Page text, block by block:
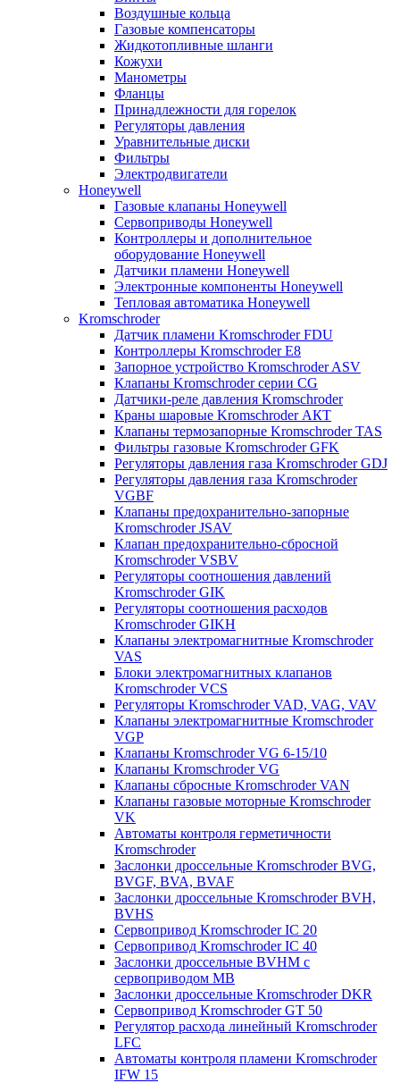
Воздушные кольца
Газовые компенсаторы
Жидкотопливные шланги
Кожухи
Манометры
Фланцы
Принадлежности для горелок
Регуляторы давления
Уравнительные диски
Фильтры
Электродвигатели
Honeywell
Газовые клапаны Honeywell
Сервоприводы Honeywell
Контроллеры и дополнительное
оборудование Honeywell
Датчики пламени Honeywell
Электронные компоненты Honeywell
Тепловая автоматика Honeywell
Kromschroder
Датчик пламени Kromschroder FDU
Контроллеры Kromschroder E8
Запорное устройство Kromschroder ASV
Клапаны Kromschroder серии CG
Датчики-реле давления Kromschroder
Краны шаровые Kromschroder АКТ
Клапаны термозапорные Kromschroder TAS
Фильтры газовые Kromschroder GFK
Регуляторы давления газа Kromschroder GDJ
Регуляторы давления газа Kromschroder
VGBF
Клапаны предохранительно-запорные
Kromschroder JSAV
Клапан предохранительно-сбросной
Kromschroder VSBV
Регуляторы соотношения давлений
Kromschroder GIK
Регуляторы соотношения расходов
Kromschroder GIKH
Клапаны электромагнитные Kromschroder
VAS
Блоки электромагнитных клапанов
Kromschroder VCS
Регуляторы Kromschroder VAD, VAG, VAV
Клапаны электромагнитные Kromschroder
VGP
Клапаны Kromschroder VG 6-15/10
Клапаны Kromschroder VG
Клапаны сбросные Kromschroder VAN
Клапаны газовые моторные Kromschroder
VK
Автоматы контроля герметичности
Kromschroder
Заслонки дроссельные Kromschroder BVG,
BVGF, BVA, BVAF
Заслонки дроссельные Kromschroder BVH,
BVHS
Сервопривод Kromschroder IC 20
Сервопривод Kromschroder IC 40
Заслонки дроссельные BVHM с
сервоприводом МВ
Заслонки дроссельные Kromschroder DKR
Cервопривод Kromschroder GT 50
Регулятор расхода линейный Kromschroder
LFC
Автоматы контроля пламени Kromschroder
IFW 15